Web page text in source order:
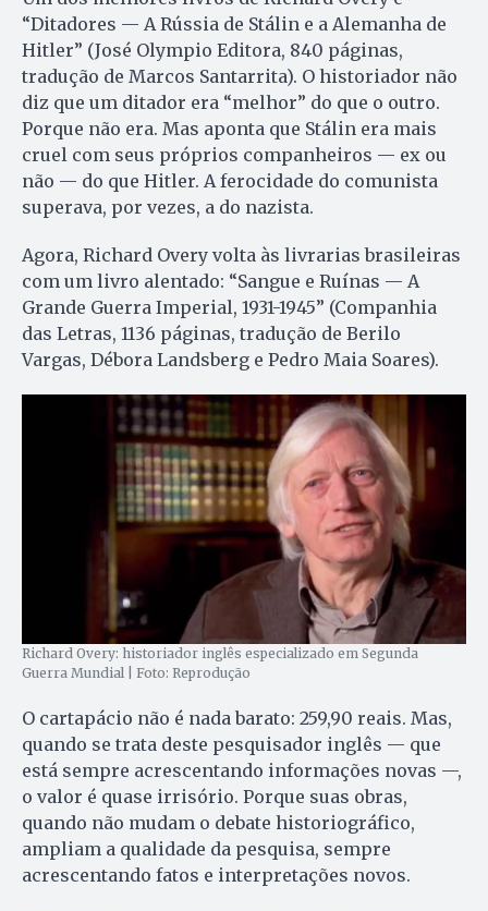
“Ditadores — A Rússia de Stálin e a Alemanha de
Hitler” (José Olympio Editora, 840 páginas,
tradução de Marcos Santarrita). O historiador não
diz que um ditador era “melhor” do que o outro.
Porque não era. Mas aponta que Stálin era mais
cruel com seus próprios companheiros — ex ou
não — do que Hitler. A ferocidade do comunista
superava, por vezes, a do nazista.
Agora, Richard Overy volta às livrarias brasileiras
com um livro alentado: “Sangue e Ruínas — A
Grande Guerra Imperial, 1931-1945” (Companhia
das Letras, 1136 páginas, tradução de Berilo
Vargas, Débora Landsberg e Pedro Maia Soares).
Richard Overy: historiador inglês especializado em Segunda
Guerra Mundial | Foto: Reprodução
O cartapácio não é nada barato: 259,90 reais. Mas,
quando se trata deste pesquisador inglês — que
está sempre acrescentando informações novas —,
o valor é quase irrisório. Porque suas obras,
quando não mudam o debate historiográfico,
ampliam a qualidade da pesquisa, sempre
acrescentando fatos e interpretações novos.